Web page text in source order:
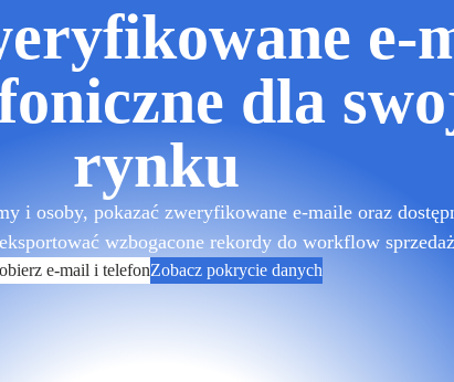
e-
dla
rynku
i osoby, pokazać zweryfikowane e-maile oraz
wzbogacone rekordy do workflow
e-mail i telefonZobacz pokrycie danych